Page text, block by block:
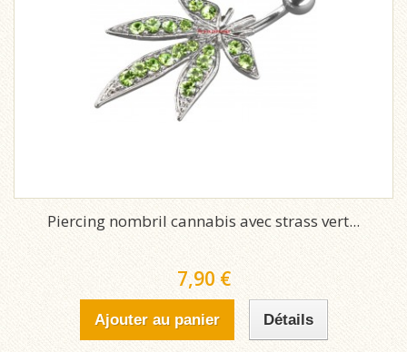
Piercing nombril cannabis avec strass vert...
7,90 €
Ajouter au panier Détails